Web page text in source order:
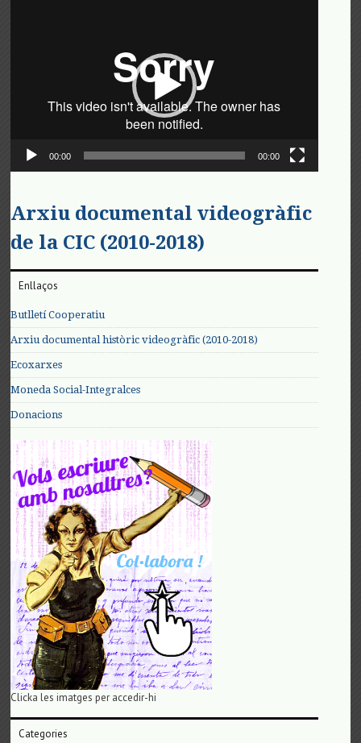
00:00 00:00
Arxiu documental videogràfic
de la CIC (2010-2018)
Enllaços
Butlletí Cooperatiu
Arxiu documental històric videogràfic (2010-2018)
Ecoxarxes
Moneda Social-Integralces
Donacions
Clicka les imatges per accedir-hi
Categories